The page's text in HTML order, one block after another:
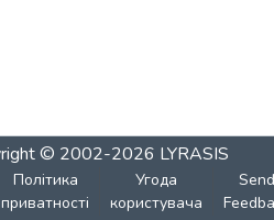
© 2002-2026 LYRASIS
Політика
приватності
Угода
користувача
Send